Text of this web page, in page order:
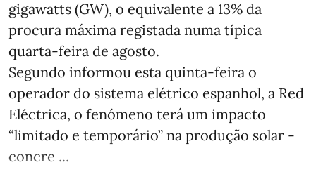
gigawatts (GW), o equivalente a 13% da
procura máxima registada numa típica
quarta-feira de agosto.
Segundo informou esta quinta-feira o
operador do sistema elétrico espanhol, a Red
Eléctrica, o fenómeno terá um impacto
“limitado e temporário” na produção solar -
concre ...